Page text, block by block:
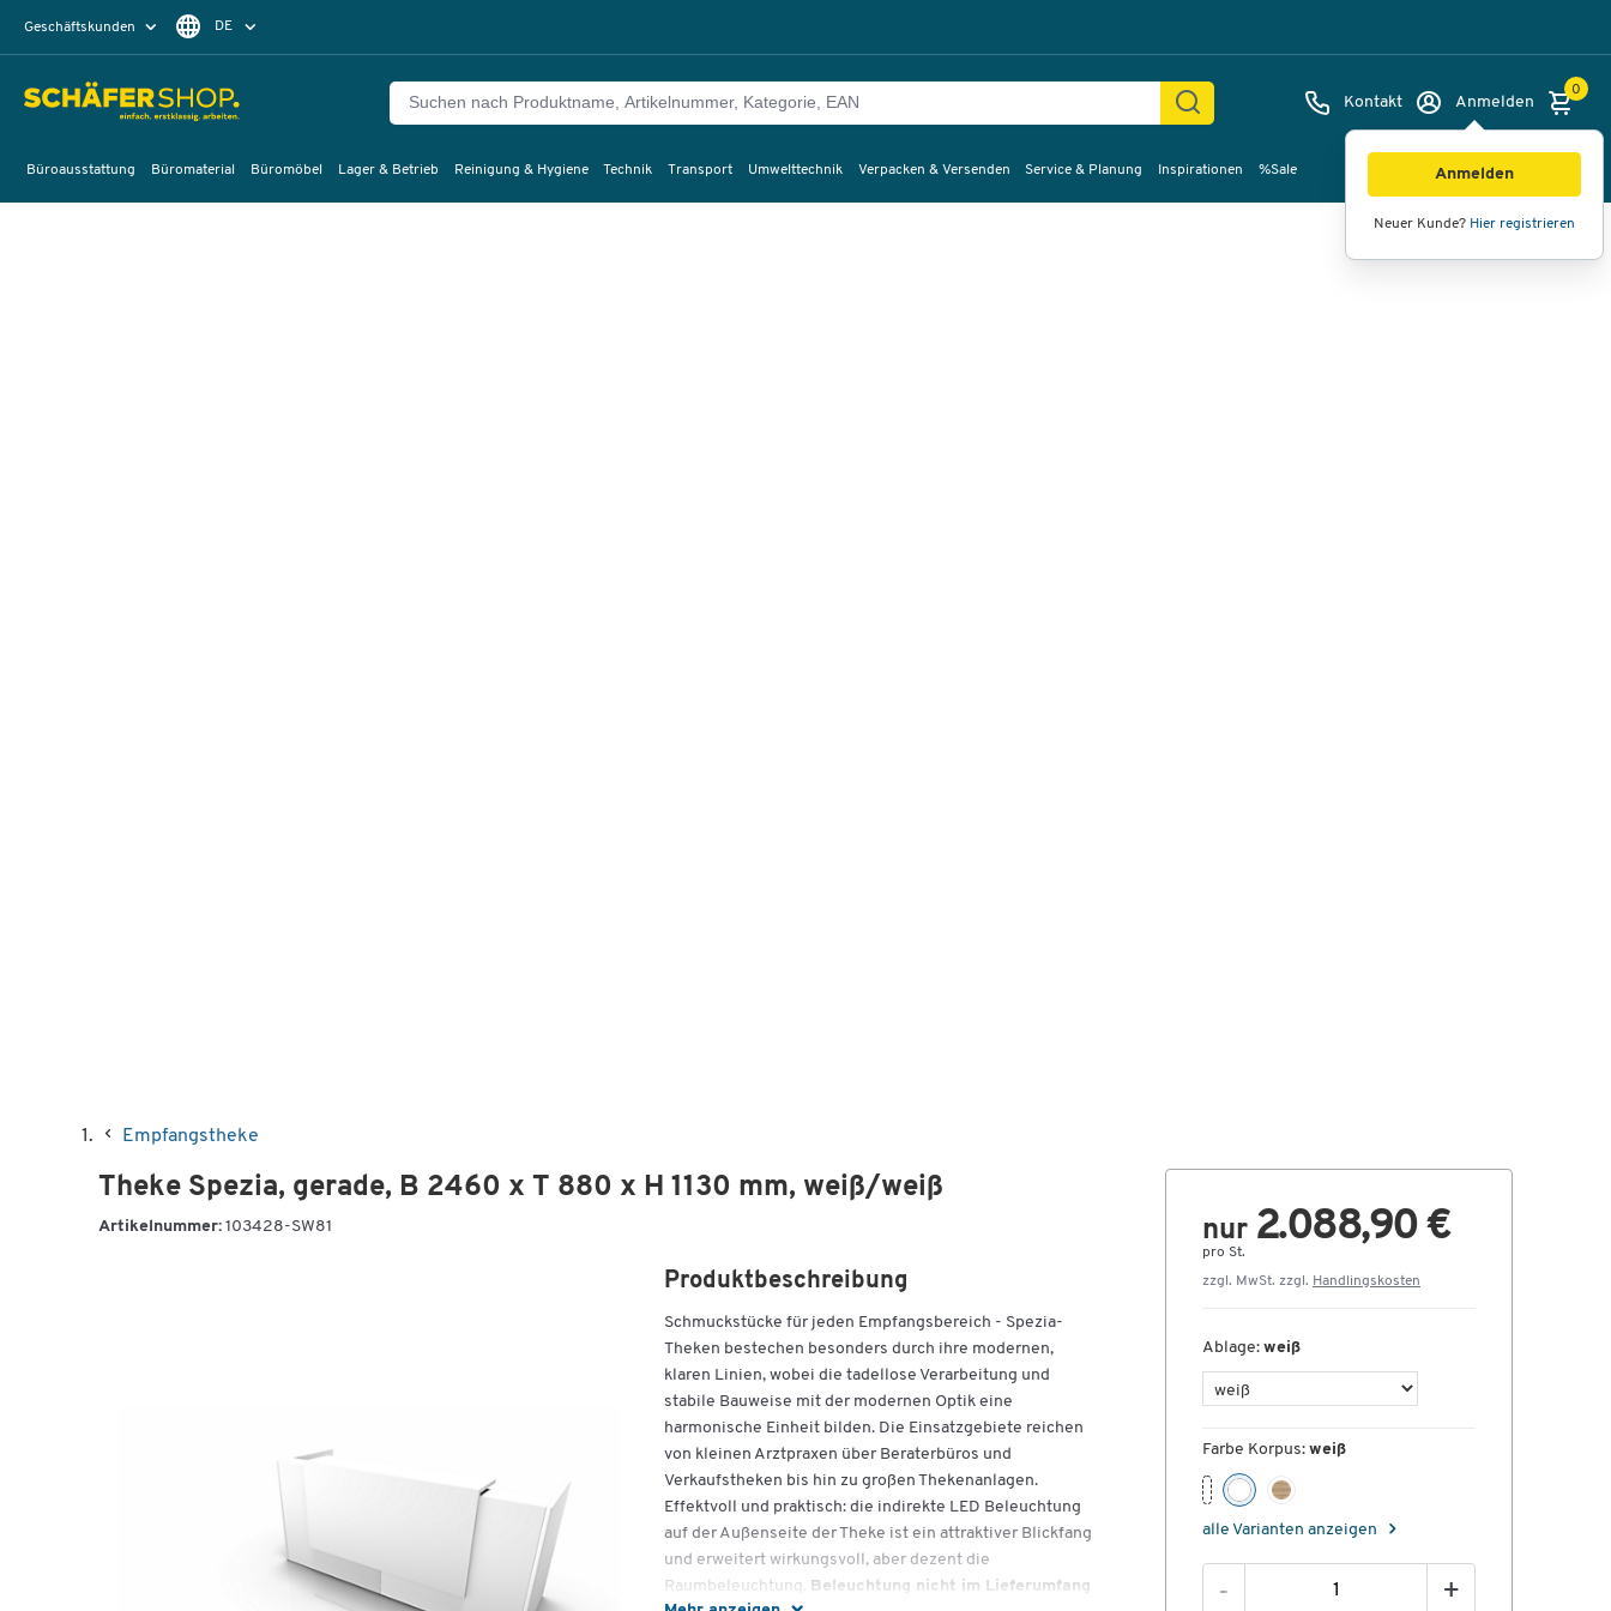
Geschäftskunden DE
Kontakt Anmelden
Anmelden
Neuer Kunde? Hier registrieren
0
Büroausstattung Büromaterial Büromöbel Lager & Betrieb Reinigung & Hygiene Technik Transport Umwelttechnik Verpacken & Versenden Service & Planung Inspirationen %Sale
Empfangstheke
Theke Spezia, gerade, B 2460 x T 880 x H 1130 mm, weiß/weiß
Artikelnummer: 103428-SW81
Produktbeschreibung
Schmuckstücke für jeden Empfangsbereich - Spezia-
Theken bestechen besonders durch ihre modernen,
klaren Linien, wobei die tadellose Verarbeitung und
stabile Bauweise mit der modernen Optik eine
harmonische Einheit bilden. Die Einsatzgebiete reichen
von kleinen Arztpraxen über Beraterbüros und
Verkaufstheken bis hin zu großen Thekenanlagen.
Effektvoll und praktisch: die indirekte LED Beleuchtung
auf der Außenseite der Theke ist ein attraktiver Blickfang
und erweitert wirkungsvoll, aber dezent die
Raumbeleuchtung. Beleuchtung nicht im Lieferumfang
nur 2.088,90 €
pro St.
zzgl. MwSt. zzgl. Handlingskosten
Ablage: weiß
Farbe Korpus: weiß
alle Varianten anzeigen
- +
Bilder Videos 360°-Ansicht